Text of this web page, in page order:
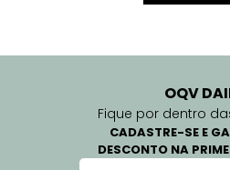
OQV
Fique por dentro
CADASTRE-SE E
DESCONTO NA